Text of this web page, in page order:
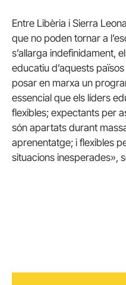
Entre Libèria i Sierra
que no poden tornar a
s’allarga indefinidament,
educatiu d’aquests
posar en marxa un
essencial que els líders
flexibles; expectants per
són apartats durant
aprenentatge; i flexibles
situacions inesperades»,